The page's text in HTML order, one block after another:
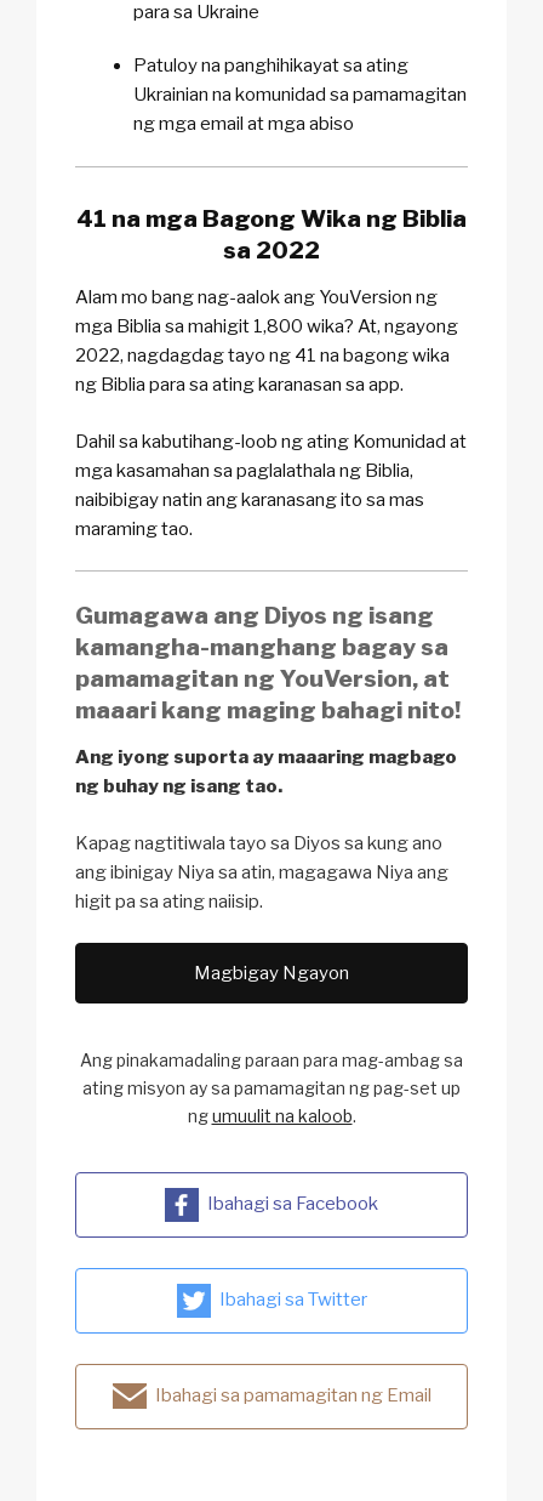
para sa Ukraine
Patuloy na panghihikayat sa ating
Ukrainian na komunidad sa pamamagitan
ng mga email at mga abiso
41 na mga Bagong Wika ng Biblia
sa 2022
Alam mo bang nag-aalok ang YouVersion ng
mga Biblia sa mahigit 1,800 wika? At, ngayong
2022, nagdagdag tayo ng 41 na bagong wika
ng Biblia para sa ating karanasan sa app.
Dahil sa kabutihang-loob ng ating Komunidad at
mga kasamahan sa paglalathala ng Biblia,
naibibigay natin ang karanasang ito sa mas
maraming tao.
Gumagawa ang Diyos ng isang
kamangha-manghang bagay sa
pamamagitan ng YouVersion, at
maaari kang maging bahagi nito!
Ang iyong suporta ay maaaring magbago
ng buhay ng isang tao.
Kapag nagtitiwala tayo sa Diyos sa kung ano
ang ibinigay Niya sa atin, magagawa Niya ang
higit pa sa ating naiisip.
Magbigay Ngayon
Ang pinakamadaling paraan para mag-ambag sa
atingmisyon ay sa pamamagitan ng pag-set up
ngumuulit na kaloob.
Ibahagi sa Facebook
Ibahagi sa Twitter
Ibahagi sa pamamagitan ng Email